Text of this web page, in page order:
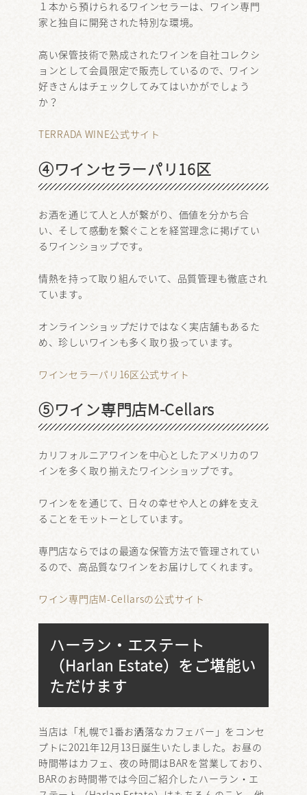
１本から預けられるワインセラーは、ワイン専門
家と独自に開発された特別な環境。
高い保管技術で熟成されたワインを自社コレクシ
ョンとして会員限定で販売しているので、ワイン
好きさんはチェックしてみてはいかがでしょう
か？
TERRADA WINE公式サイト
④ワインセラーパリ16区
お酒を通じて人と人が繋がり、価値を分かち合
い、そして感動を繋ぐことを経営理念に掲げてい
るワインショップです。
情熱を持って取り組んでいて、品質管理も徹底され
ています。
オンラインショップだけではなく実店舗もあるた
め、珍しいワインも多く取り扱っています。
ワインセラーパリ16区公式サイト
⑤ワイン専門店M-Cellars
カリフォルニアワインを中心としたアメリカのワ
インを多く取り揃えたワインショップです。
ワインをを通じて、日々の幸せや人との絆を支え
ることをモットーとしています。
専門店ならではの最適な保管方法で管理されてい
るので、高品質なワインをお届けしてくれます。
ワイン専門店M-Cellarsの公式サイト
ハーラン・エステート
（Harlan Estate）をご堪能い
ただけます
当店は「札幌で1番お洒落なカフェバー」をコンセ
プトに2021年12月13日誕生いたしました。お昼の
時間帯はカフェ、夜の時間はBARを営業しており、
BARのお時間帯では今回ご紹介したハーラン・エ